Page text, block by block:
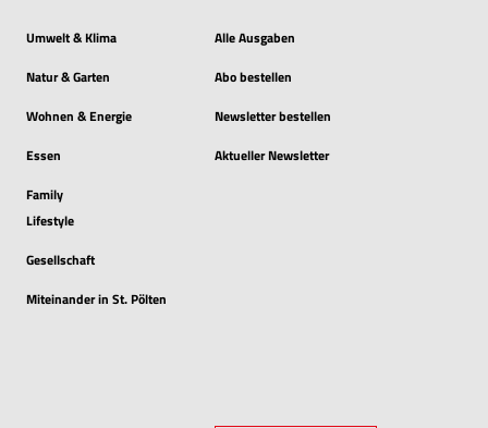
Umwelt & Klima
Natur & Garten
Wohnen & Energie
Essen
Family
Lifestyle
Gesellschaft
Miteinander in St. Pölten
Alle Ausgaben
Abo bestellen
Newsletter bestellen
Aktueller Newsletter